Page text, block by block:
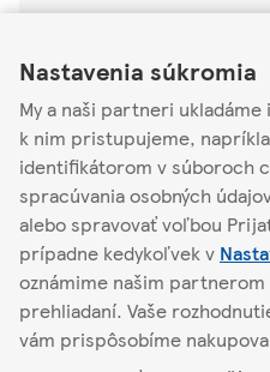
Nastavenia súkromia
My a naši partneri
k nim pristupujeme,
identifikátorom v súboroch
spracúvania osobných
alebo spravovať voľbou
prípadne kedykoľvek v
oznámime našim partnerom
prehliadaní. Vaše
vám prispôsobíme
Tesco
Myslenická 2/B
902 01
Zatvorené-Otvára o
Podrobnosti o
obchode